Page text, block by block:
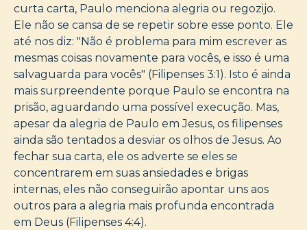
curta carta, Paulo menciona alegria ou regozijo.
Ele não se cansa de se repetir sobre esse ponto. Ele
até nos diz: "Não é problema para mim escrever as
mesmas coisas novamente para vocês, e isso é uma
salvaguarda para vocês" (Filipenses 3:1). Isto é ainda
mais surpreendente porque Paulo se encontra na
prisão, aguardando uma possível execução. Mas,
apesar da alegria de Paulo em Jesus, os filipenses
ainda são tentados a desviar os olhos de Jesus. Ao
fechar sua carta, ele os adverte se eles se
concentrarem em suas ansiedades e brigas
internas, eles não conseguirão apontar uns aos
outros para a alegria mais profunda encontrada
em Deus (Filipenses 4:4).